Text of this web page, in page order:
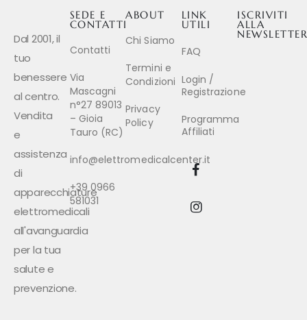
Dal 2001, il
tuo
benessere
al centro.
Vendita
e
assistenza
di
apparecchiature
elettromedicali
all'avanguardia
per la tua
salute e
prevenzione.
LINK
UTILI
FAQ
Login /
Registrazione
Programma
Affiliati
ABOUT
Chi Siamo
Termini e
Condizioni
Privacy
Policy
SEDE E
CONTATTI
Contatti
Via
Mascagni
n°27 89013
– Gioia
Tauro (RC)
info@elettromedicalcenter.it
+39 0966
581031
ISCRIVITI
ALLA